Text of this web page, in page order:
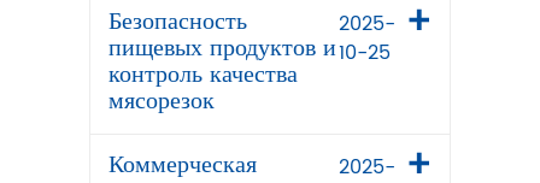
Безопасность
пищевых продуктов и
контроль качества
мясорезок
2025-
10-25
Коммерческая
2025-